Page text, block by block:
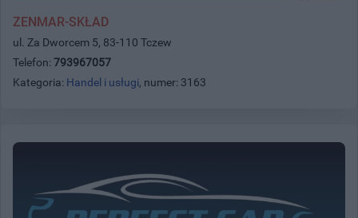
ZENMAR-SKŁAD
ul. Za Dworcem 5, 83-110 Tczew
Telefon: 793967057
Kategoria: Handel i usługi, numer: 3163